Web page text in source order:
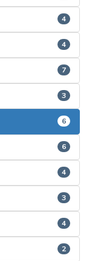
4
4
7
3
6
6
4
3
4
2